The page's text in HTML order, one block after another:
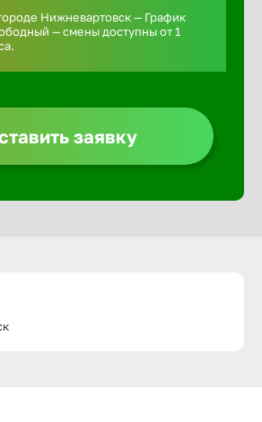
Нижневартовск — График
— смены доступны от 1
заявку